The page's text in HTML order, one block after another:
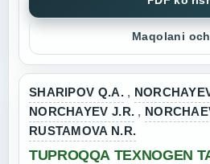
Maqolani
SHARIPOV Q.A. ,
NORCHAYEV J.R. ,
RUSTAMOVA N.R.
TUPROQQA TEXNOGEN